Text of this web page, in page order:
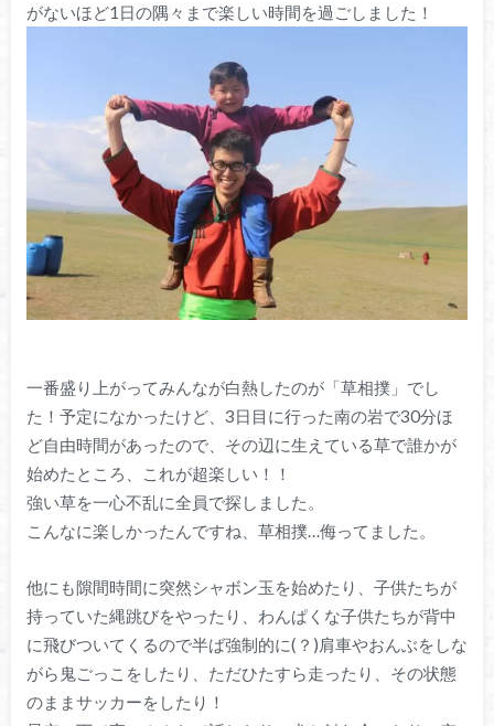
がないほど1日の隅々まで楽しい時間を過ごしました！
一番盛り上がってみんなが白熱したのが「草相撲」でし
た！予定になかったけど、3日目に行った南の岩で30分ほ
ど自由時間があったので、その辺に生えている草で誰かが
始めたところ、これが超楽しい！！
強い草を一心不乱に全員で探しました。
こんなに楽しかったんですね、草相撲…侮ってました。
他にも隙間時間に突然シャボン玉を始めたり、子供たちが
持っていた縄跳びをやったり、わんぱくな子供たちが背中
に飛びついてくるので半ば強制的に(？)肩車やおんぶをしな
がら鬼ごっこをしたり、ただひたすら走ったり、その状態
のままサッカーをしたり！